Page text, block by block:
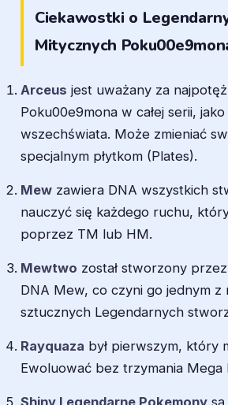
Ciekawostki o
Mitycznych
Arceus jest uważany za
Poku00e9mona w całej serii,
wszechświata. Może zmieniać
specjalnym płytkom (Plates).
Mew zawiera DNA wszystkich
nauczyć się każdego ruchu,
poprzez TM lub HM.
Mewtwo został stworzony
DNA Mew, co czyni go jednym z
sztucznych Legendarnych
Rayquaza był pierwszym, który
Ewoluować bez trzymania Mega
Shiny Legendarne Pokemony